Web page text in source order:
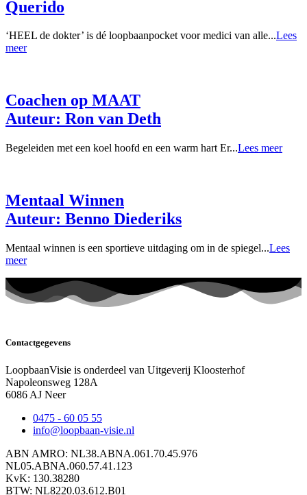
Querido
‘HEEL de dokter’ is dé loopbaanpocket voor medici van alle...Lees
meer
Coachen op MAAT
Auteur: Ron van Deth
Begeleiden met een koel hoofd en een warm hart Er...Lees meer
Mentaal Winnen
Auteur: Benno Diederiks
Mentaal winnen is een sportieve uitdaging om in de spiegel...Lees
meer
Contactgegevens
LoopbaanVisie is onderdeel van Uitgeverij Kloosterhof
Napoleonsweg 128A
6086 AJ Neer
0475 - 60 05 55
info@loopbaan-visie.nl
ABN AMRO: NL38.ABNA.061.70.45.976
NL05.ABNA.060.57.41.123
KvK: 130.38280
BTW: NL8220.03.612.B01